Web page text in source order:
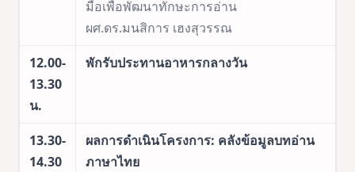
มือเพื่อพัฒนาทักษะการอ่าน
ผศ.ดร.มนสิการ เฮงสุวรรณ
12.00-
13.30
น.
พักรับประทานอาหารกลางวัน
13.30-
14.30
ผลการดำเนินโครงการ: คลังข้อมูลบทอ่าน
ภาษาไทย